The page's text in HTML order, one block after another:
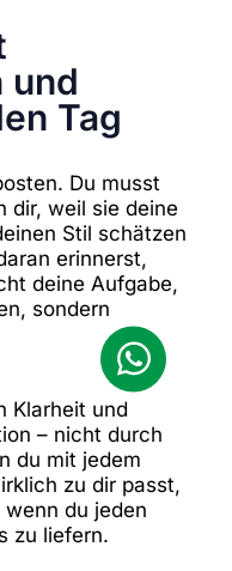
und
Tag
Du musst
dir, weil sie deine
Stil schätzen
erinnerst,
deine Aufgabe,
sondern
Klarheit und
– nicht durch
du mit jedem
zu dir passt,
du jeden
zu liefern.